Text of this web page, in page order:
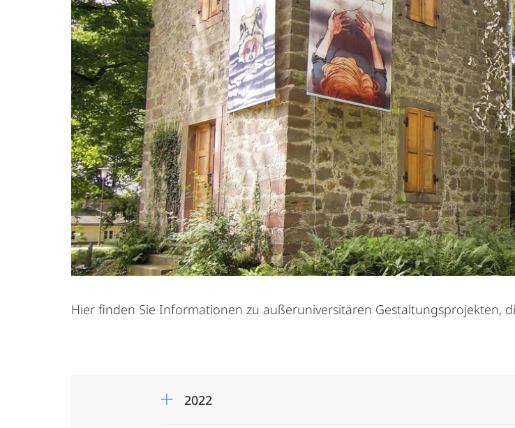
Hier finden Sie Informationen zu außeruniversitären Gestaltungsprojekten,
2022